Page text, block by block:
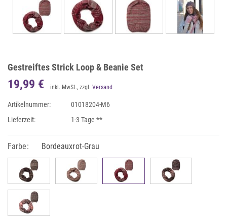
Gestreiftes Strick Loop & Beanie Set
19,99 € inkl. MwSt., zzgl. Versand
Artikelnummer:
01018204-M6
Lieferzeit:
1-3 Tage **
Farbe: Bordeauxrot-Grau